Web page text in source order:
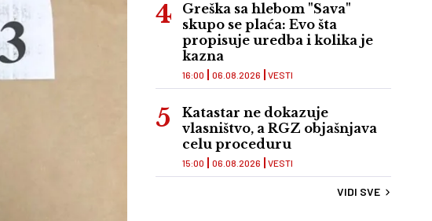
Greška sa hlebom "Sava"
skupo se plaća: Evo šta
propisuje uredba i kolika je
kazna
VESTI
16:00 06.08.2026
Katastar ne dokazuje
vlasništvo, a RGZ objašnjava
celu proceduru
VESTI
15:00 06.08.2026
VIDI SVE